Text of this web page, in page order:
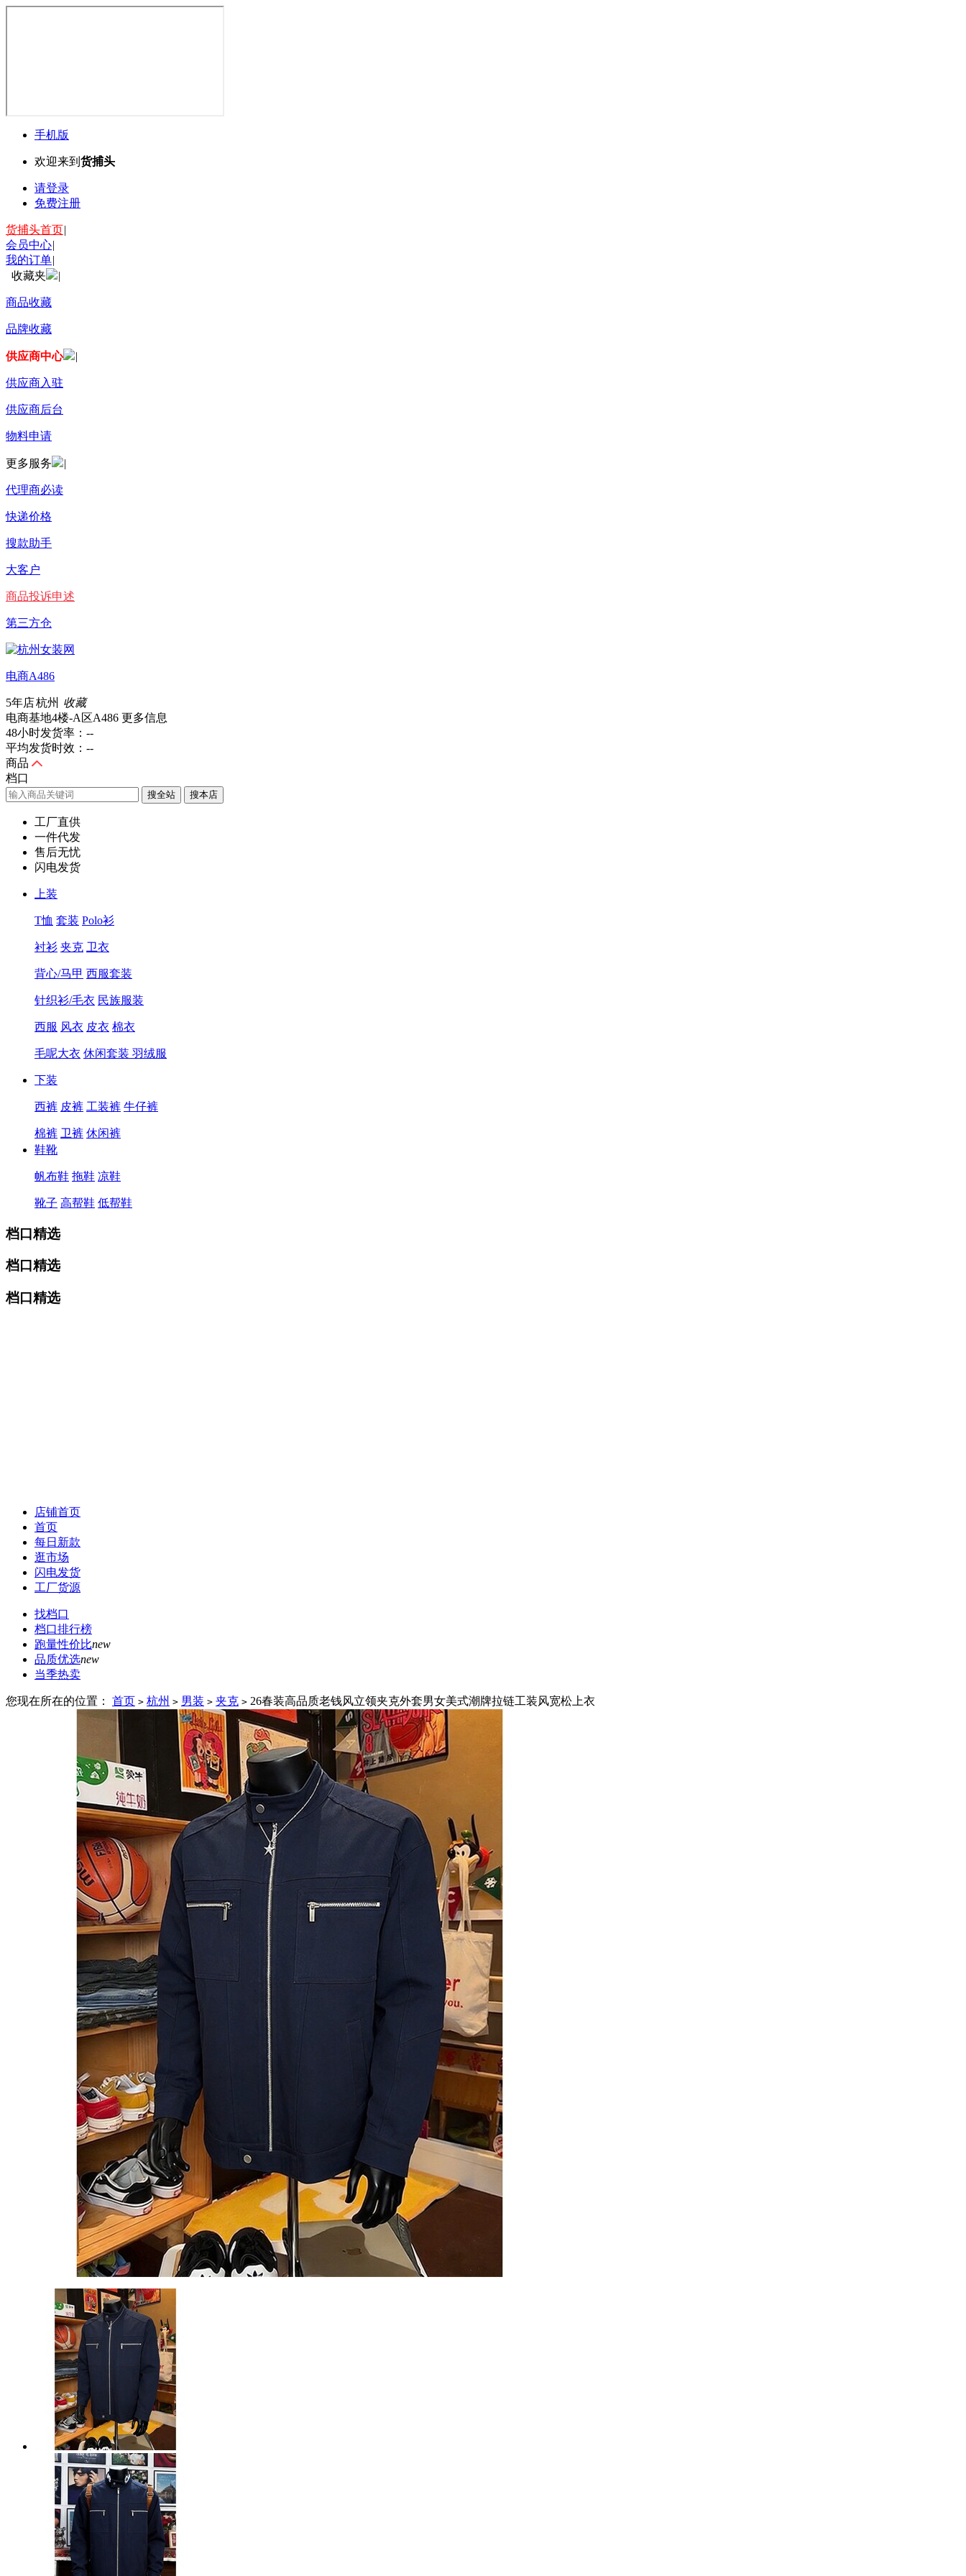
手机版
欢迎来到 货捕头
请登录
免费注册
货捕头首页|
会员中心|
我的订单|
收藏夹
|
商品收藏
品牌收藏
供应商中心 |
供应商入驻
供应商后台
物料申请
更多服务 |
代理商必读
快递价格
搜款助手
大客户
商品投诉申述
第三方仓
电商A486
5年店杭州 收藏
电商基地4楼-A区A486 更多信息
48小时发货率： --
平均发货时效： --
商品
档口
搜全站
工厂直供
一件代发
售后无忧
闪电发货
上装
T恤 套装 Polo衫
衬衫 夹克 卫衣
背心/马甲 西服套装
针织衫/毛衣 民族服装
西服 风衣 皮衣 棉衣
毛呢大衣 休闲套装 羽绒服
下装
西裤 皮裤 工装裤 牛仔裤
棉裤 卫裤 休闲裤
鞋靴
帆布鞋 拖鞋 凉鞋
靴子 高帮鞋 低帮鞋
档口精选
档口精选
档口精选
店铺首页
首页
每日新款
逛市场
闪电发货
工厂货源
找档口
档口排行榜
跑量性价比new
品质优选new
当季热卖
您现在所在的位置： 首页 > 杭州 > 男装 > 夹克 > 26春装高品质老钱风立领夹克外套男女美式潮牌拉链工装风宽松上衣